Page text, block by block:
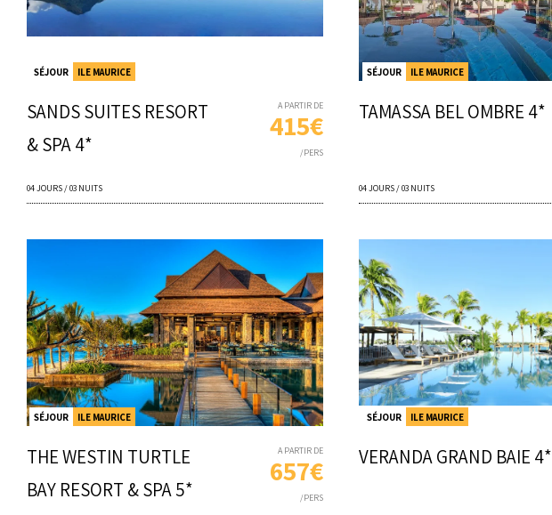
SÉJOUR ILE MAURICE
SANDS SUITES RESORT
& SPA 4*
A PARTIR DE
415€
/PERS
04 JOURS / 03 NUITS
SÉJOUR ILE MAURICE
TAMASSA BEL OMBRE 4*
04 JOURS / 03 NUITS
SÉJOUR ILE MAURICE
THE WESTIN TURTLE
BAY RESORT & SPA 5*
A PARTIR DE
657€
/PERS
SÉJOUR ILE MAURICE
VERANDA GRAND BAIE 4*